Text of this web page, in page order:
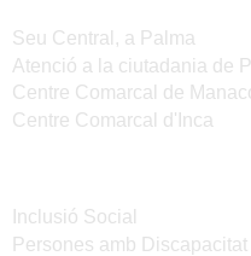
Seu Central, a Palma
Atenció a la ciutadania de
Centre Comarcal de
Centre Comarcal d'Inca
Inclusió Social
Persones amb Discapacitat